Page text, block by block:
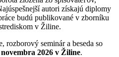
autori získajú diplomy
budú publikované v zborníku
v Žiline.
rozborový seminár a beseda so
novembra 2026 v Žiline.